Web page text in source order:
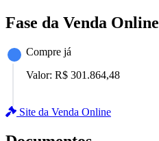
Fase da Venda Online
Compre já
Valor: R$ 301.864,48
Site da Venda Online